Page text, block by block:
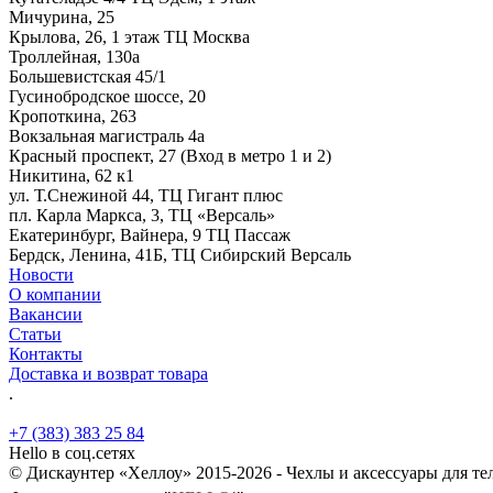
Мичурина, 25
Крылова, 26, 1 этаж ТЦ Москва
Троллейная, 130а
Большевистская 45/1
Гусинобродское шоссе, 20
Кропоткина, 263
Вокзальная магистраль 4а
Красный проспект, 27 (Вход в метро 1 и 2)
Никитина, 62 к1
ул. Т.Снежиной 44, ТЦ Гигант плюс
пл. Карла Маркса, 3, ТЦ «Версаль»
Екатеринбург, Вайнера, 9 ТЦ Пассаж
Бердск, Ленина, 41Б, ТЦ Сибирский Версаль
Новости
О компании
Вакансии
Статьи
Контакты
Доставка и возврат товара
.
+7 (383) 383 25 84
Hello в соц.сетях
© Дискаунтер «Хеллоу» 2015-2026 - Чехлы и аксессуары для